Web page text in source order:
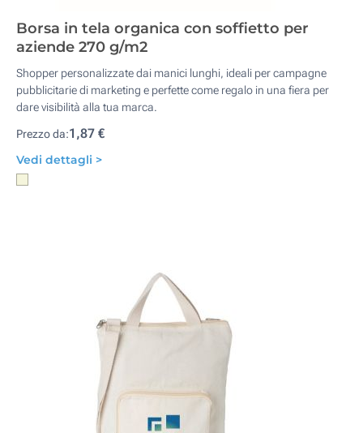
Borsa in tela organica con soffietto per
aziende 270 g/m2
Shopper personalizzate dai manici lunghi, ideali per campagne
pubblicitarie di marketing e perfette come regalo in una fiera per
dare visibilità alla tua marca.
Prezzo da:1,87 €
Vedi dettagli >